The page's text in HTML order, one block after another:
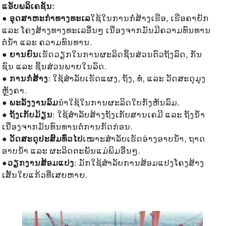
ແອັບພລິເຄຊັນ:
● ອຸດສາຫະກຳທາງທະເລໃຊ້ໃນການກໍ່ສ້າງເຮືອ, ເຮືອຄາຍັກ
ແລະ ໂຄງສ້າງທາງທະເລອື່ນໆ ເນື່ອງຈາກມັນມີຄວາມທົນທານ
ຕໍ່ນ້ຳ ແລະ ຄວາມທົນທານ.
● ຍານຍົນເຮັດວຽກໃນການຜະລິດຊິ້ນສ່ວນຕົວຖັງລົດ, ກັນ
ຊົນ ແລະ ຊິ້ນສ່ວນພາຍໃນລົດ.
● ການກໍ່ສ້າງ: ໃຊ້ສຳລັບເຮັດແຜງ, ຖັງ, ທໍ່, ແລະ ວັດສະດຸມຸງ
ຫຼັງຄາ.
● ພະລັງງານລົມນຳໃຊ້ໃນການຜະລິດໃບກັງຫັນລົມ.
● ຖັງເກັບມ້ຽນ: ໃຊ້ສຳລັບສ້າງຖັງເກັບສານເຄມີ ແລະ ຖັງນໍ້າ
ເນື່ອງຈາກມັນທົນທານຕໍ່ການກັດກ່ອນ.
● ວັດສະດຸປະສົມທົ່ວໄປເໝາະສຳລັບເຮັດອ່າງອາບນ້ຳ, ຖາດ
ອາບນ້ຳ ແລະ ຜະລິດຕະພັນແມ່ພິມອື່ນໆ.
●ວຽກງານສ້ອມແປງ: ມັກໃຊ້ສຳລັບການສ້ອມແປງໂຄງສ້າງ
ເສັ້ນໃຍແກ້ວທີ່ເສຍຫາຍ.